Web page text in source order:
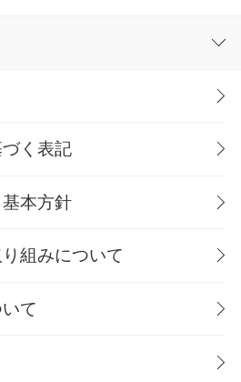
く表記
本方針
組みについて
て